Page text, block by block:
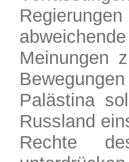
abweichende
Meinungen
Palästina
Russland
Rechte